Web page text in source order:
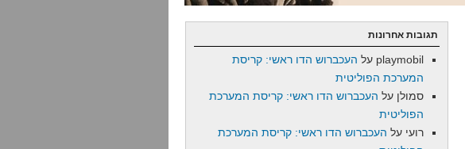
תגובות אחרונות
playmobil על העכברוש הדו ראשי: קריסת
המערכת הפוליטית
סמולן על העכברוש הדו ראשי: קריסת המערכת
הפוליטית
רועי על העכברוש הדו ראשי: קריסת המערכת